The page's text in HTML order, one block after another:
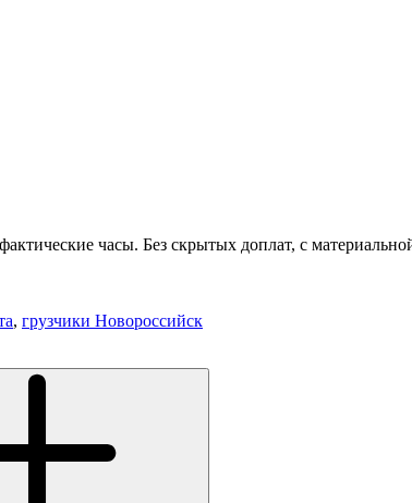
часы. Без скрытых доплат, с
, грузчики Новороссийск